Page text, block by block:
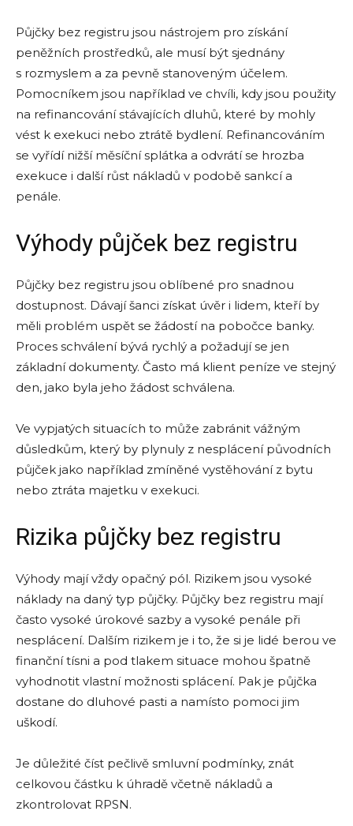
Půjčky bez registru jsou nástrojem pro získání
peněžních prostředků, ale musí být sjednány
s rozmyslem a za pevně stanoveným účelem.
Pomocníkem jsou například ve chvíli, kdy jsou použity
na refinancování stávajících dluhů, které by mohly
vést k exekuci nebo ztrátě bydlení. Refinancováním
se vyřídí nižší měsíční splátka a odvrátí se hrozba
exekuce i další růst nákladů v podobě sankcí a
penále.
Výhody půjček bez registru
Půjčky bez registru jsou oblíbené pro snadnou
dostupnost. Dávají šanci získat úvěr i lidem, kteří by
měli problém uspět se žádostí na pobočce banky.
Proces schválení bývá rychlý a požadují se jen
základní dokumenty. Často má klient peníze ve stejný
den, jako byla jeho žádost schválena.
Ve vypjatých situacích to může zabránit vážným
důsledkům, který by plynuly z nesplácení původních
půjček jako například zmíněné vystěhování z bytu
nebo ztráta majetku v exekuci.
Rizika půjčky bez registru
Výhody mají vždy opačný pól. Rizikem jsou vysoké
náklady na daný typ půjčky. Půjčky bez registru mají
často vysoké úrokové sazby a vysoké penále při
nesplácení. Dalším rizikem je i to, že si je lidé berou ve
finanční tísni a pod tlakem situace mohou špatně
vyhodnotit vlastní možnosti splácení. Pak je půjčka
dostane do dluhové pasti a namísto pomoci jim
uškodí.
Je důležité číst pečlivě smluvní podmínky, znát
celkovou částku k úhradě včetně nákladů a
zkontrolovat RPSN.